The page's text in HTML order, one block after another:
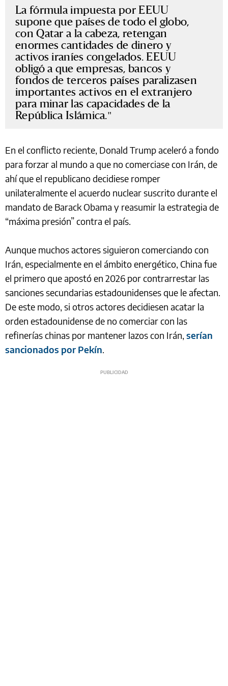
La fórmula impuesta por EEUU
supone que países de todo el globo,
con Qatar a la cabeza, retengan
enormes cantidades de dinero y
activos iraníes congelados. EEUU
obligó a que empresas, bancos y
fondos de terceros países paralizasen
importantes activos en el extranjero
para minar las capacidades de la
República Islámica.
En el conflicto reciente, Donald Trump aceleró a fondo
para forzar al mundo a que no comerciase con Irán, de
ahí que el republicano decidiese romper
unilateralmente el acuerdo nuclear suscrito durante el
mandato de Barack Obama y reasumir la estrategia de
“máxima presión” contra el país.
Aunque muchos actores siguieron comerciando con
Irán, especialmente en el ámbito energético, China fue
el primero que apostó en 2026 por contrarrestar las
sanciones secundarias estadounidenses que le afectan.
De este modo, si otros actores decidiesen acatar la
orden estadounidense de no comerciar con las
refinerías chinas por mantener lazos con Irán, serían
sancionados por Pekín.